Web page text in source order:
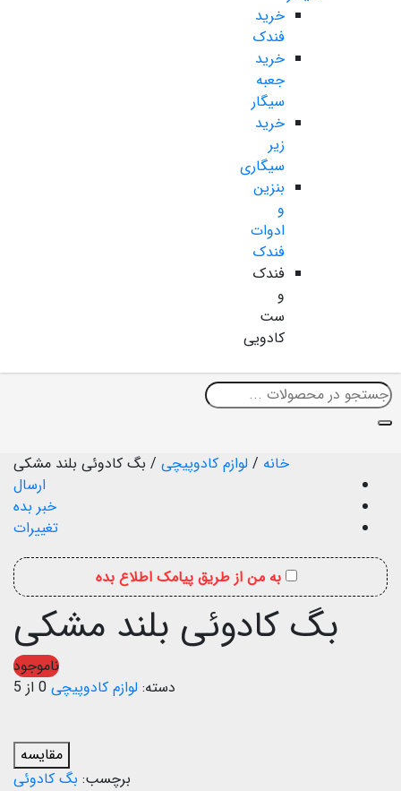
خرید
فندک
خرید
جعبه
سیگار
خرید
زیر
سیگاری
بنزین
و
ادوات
فندک
فندک
و
ست
کادویی
خانه / لوازم کادوپیچی / بگ کادوئی بلند مشکی
ارسال
خبر بده
تغییرات
به من از طریق پیامک اطلاع بده
بگ کادوئی بلند مشکی
ناموجود
دسته: لوازم کادوپیچی 0 از 5
مقایسه
برچسب: بگ کادوئی